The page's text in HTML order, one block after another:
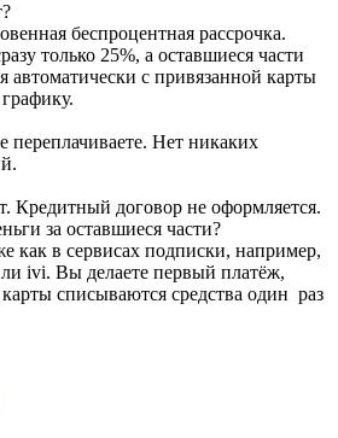
беспроцентная рассрочка.
только 25%, а оставшиеся части
автоматически с привязанной карты
переплачиваете. Нет никаких
Кредитный договор не оформляется.
за оставшиеся части?
как в сервисах подписки, например,
ivi. Вы делаете первый платёж,
списываются средства один раз